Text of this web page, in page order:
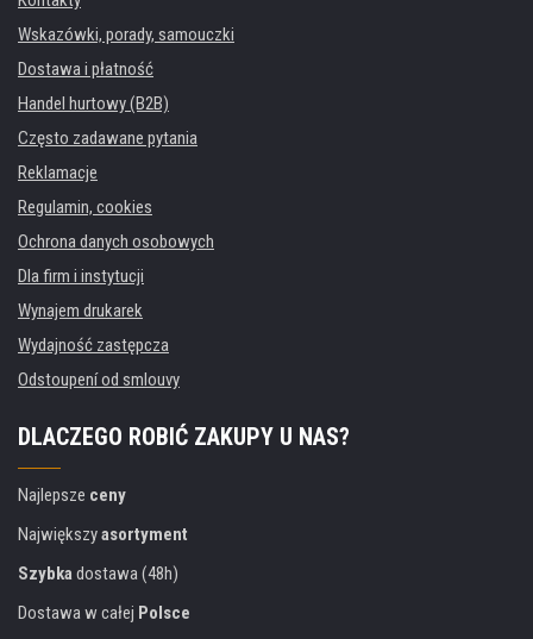
Wskazówki, porady, samouczki
Dostawa i płatność
Handel hurtowy (B2B)
Często zadawane pytania
Reklamacje
Regulamin, cookies
Ochrona danych osobowych
Dla firm i instytucji
Wynajem drukarek
Wydajność zastępcza
Odstoupení od smlouvy
DLACZEGO ROBIĆ ZAKUPY U NAS?
Najlepsze ceny
Największyasortyment
Szybka dostawa (48h)
Dostawa w całej Polsce